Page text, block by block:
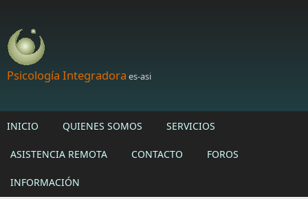
Psicología Integradora es-asi
INICIO QUIENES SOMOS SERVICIOS
ASISTENCIA REMOTA CONTACTO FOROS
INFORMACIÓN